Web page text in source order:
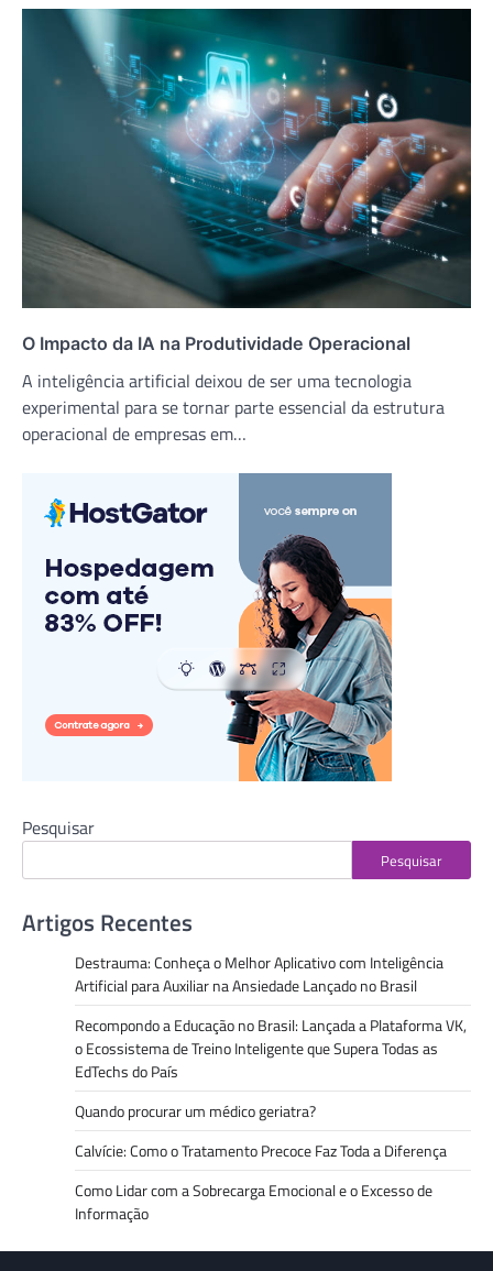
O Impacto da IA na Produtividade Operacional
A inteligência artificial deixou de ser uma tecnologia
experimental para se tornar parte essencial da estrutura
operacional de empresas em…
Pesquisar
Pesquisar
Artigos Recentes
Destrauma: Conheça o Melhor Aplicativo com Inteligência
Artificial para Auxiliar na Ansiedade Lançado no Brasil
Recompondo a Educação no Brasil: Lançada a Plataforma VK,
o Ecossistema de Treino Inteligente que Supera Todas as
EdTechs do País
Quando procurar um médico geriatra?
Calvície: Como o Tratamento Precoce Faz Toda a Diferença
Como Lidar com a Sobrecarga Emocional e o Excesso de
Informação